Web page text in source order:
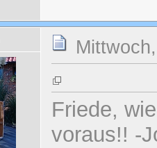
Friede,
voraus!! -